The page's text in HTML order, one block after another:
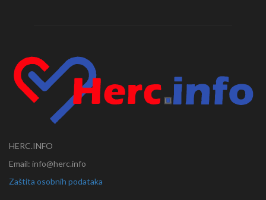
HERC.INFO
Email: info@herc.info
Zaštita osobnih podataka